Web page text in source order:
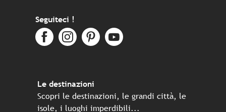
Seguiteci !
Le destinazioni
Scopri le destinazioni, le grandi città, le
isole, i luoghi imperdibili...